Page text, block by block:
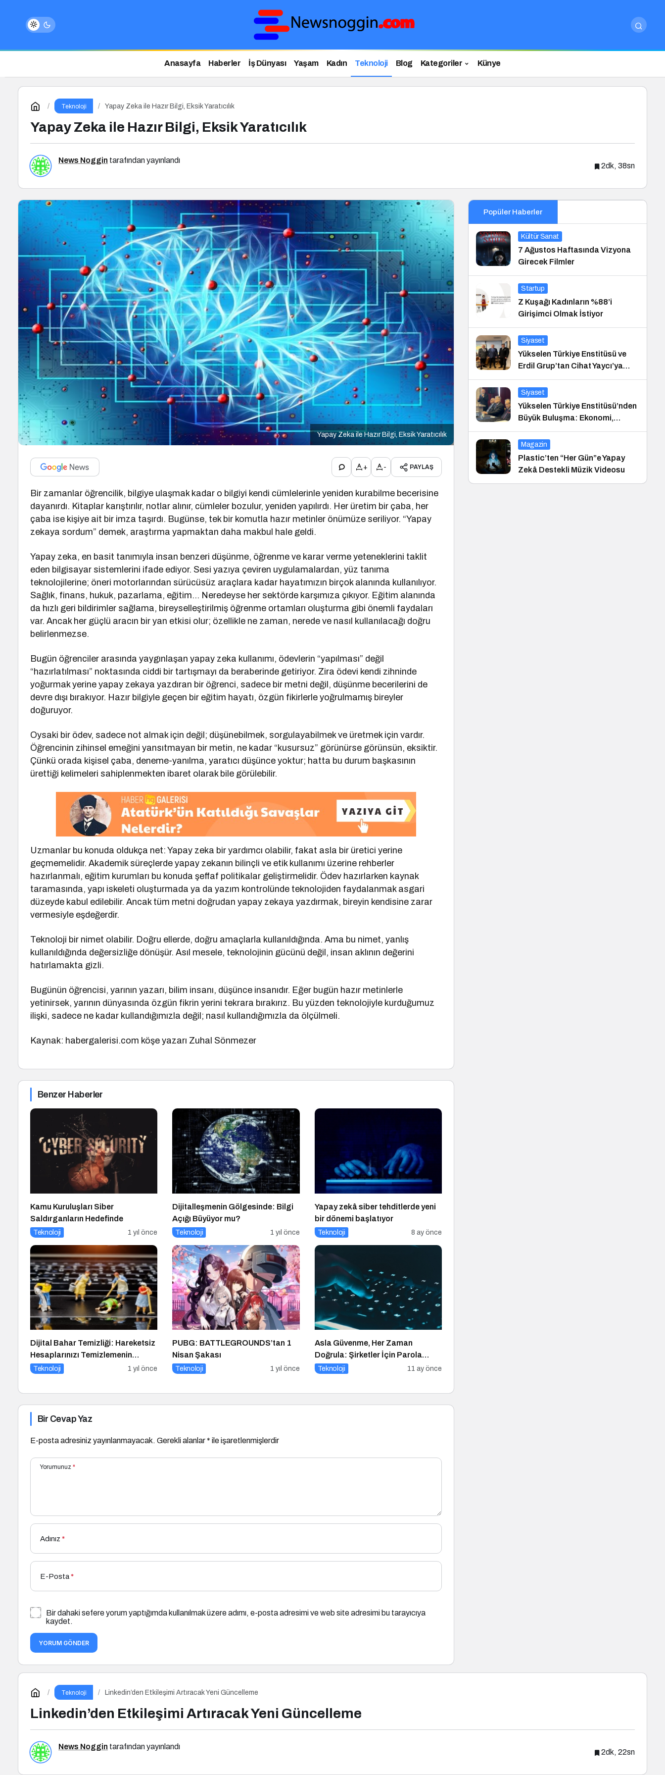
Anasayfa Haberler İş Dünyası Yaşam Kadın Teknoloji Blog Kategoriler Künye
Teknoloji Yapay Zeka ile Hazır Bilgi, Eksik Yaratıcılık
Yapay Zeka ile Hazır Bilgi, Eksik Yaratıcılık
News Noggin tarafından yayınlandı
2dk, 38sn
Yapay Zeka ile Hazır Bilgi, Eksik Yaratıcılık
+ - PAYLAŞ
Bir zamanlar öğrencilik, bilgiye ulaşmak kadar o bilgiyi kendi cümlelerinle yeniden kurabilme becerisine
dayanırdı. Kitaplar karıştırılır, notlar alınır, cümleler bozulur, yeniden yapılırdı. Her üretim bir çaba, her
çaba ise kişiye ait bir imza taşırdı. Bugünse, tek bir komutla hazır metinler önümüze seriliyor. “Yapay
zekaya sordum” demek, araştırma yapmaktan daha makbul hale geldi.
Yapay zeka, en basit tanımıyla insan benzeri düşünme, öğrenme ve karar verme yeteneklerini taklit
eden bilgisayar sistemlerini ifade ediyor. Sesi yazıya çeviren uygulamalardan, yüz tanıma
teknolojilerine; öneri motorlarından sürücüsüz araçlara kadar hayatımızın birçok alanında kullanılıyor.
Sağlık, finans, hukuk, pazarlama, eğitim… Neredeyse her sektörde karşımıza çıkıyor. Eğitim alanında
da hızlı geri bildirimler sağlama, bireyselleştirilmiş öğrenme ortamları oluşturma gibi önemli faydaları
var. Ancak her güçlü aracın bir yan etkisi olur; özellikle ne zaman, nerede ve nasıl kullanılacağı doğru
belirlenmezse.
Bugün öğrenciler arasında yaygınlaşan yapay zeka kullanımı, ödevlerin “yapılması” değil
“hazırlatılması” noktasında ciddi bir tartışmayı da beraberinde getiriyor. Zira ödevi kendi zihninde
yoğurmak yerine yapay zekaya yazdıran bir öğrenci, sadece bir metni değil, düşünme becerilerini de
devre dışı bırakıyor. Hazır bilgiyle geçen bir eğitim hayatı, özgün fikirlerle yoğrulmamış bireyler
doğuruyor.
Oysaki bir ödev, sadece not almak için değil; düşünebilmek, sorgulayabilmek ve üretmek için vardır.
Öğrencinin zihinsel emeğini yansıtmayan bir metin, ne kadar “kusursuz” görünürse görünsün, eksiktir.
Çünkü orada kişisel çaba, deneme-yanılma, yaratıcı düşünce yoktur; hatta bu durum başkasının
ürettiği kelimeleri sahiplenmekten ibaret olarak bile görülebilir.
Uzmanlar bu konuda oldukça net: Yapay zeka bir yardımcı olabilir, fakat asla bir üretici yerine
geçmemelidir. Akademik süreçlerde yapay zekanın bilinçli ve etik kullanımı üzerine rehberler
hazırlanmalı, eğitim kurumları bu konuda şeffaf politikalar geliştirmelidir. Ödev hazırlarken kaynak
taramasında, yapı iskeleti oluşturmada ya da yazım kontrolünde teknolojiden faydalanmak asgari
düzeyde kabul edilebilir. Ancak tüm metni doğrudan yapay zekaya yazdırmak, bireyin kendisine zarar
vermesiyle eşdeğerdir.
Teknoloji bir nimet olabilir. Doğru ellerde, doğru amaçlarla kullanıldığında. Ama bu nimet, yanlış
kullanıldığında değersizliğe dönüşür. Asıl mesele, teknolojinin gücünü değil, insan aklının değerini
hatırlamakta gizli.
Bugünün öğrencisi, yarının yazarı, bilim insanı, düşünce insanıdır. Eğer bugün hazır metinlerle
yetinirsek, yarının dünyasında özgün fikrin yerini tekrara bırakırız. Bu yüzden teknolojiyle kurduğumuz
ilişki, sadece ne kadar kullandığımızla değil; nasıl kullandığımızla da ölçülmeli.
Kaynak: habergalerisi.com köşe yazarı Zuhal Sönmezer
Benzer Haberler
Kamu Kuruluşları Siber
Saldırganların Hedefinde
Teknoloji 1 yıl önce
Dijitalleşmenin Gölgesinde: Bilgi
Açığı Büyüyor mu?
Teknoloji 1 yıl önce
Yapay zekâ siber tehditlerde yeni
bir dönemi başlatıyor
Teknoloji 8 ay önce
Dijital Bahar Temizliği: Hareketsiz
Hesaplarınızı Temizlemenin
Zamanı Geldi!
Teknoloji 1 yıl önce
PUBG: BATTLEGROUNDS’tan 1
Nisan Şakası
Teknoloji 1 yıl önce
Asla Güvenme, Her Zaman
Doğrula: Şirketler İçin Parola
Güvenliği Alarmı
Teknoloji 11 ay önce
Bir Cevap Yaz
E-posta adresiniz yayınlanmayacak. Gerekli alanlar* ile işaretlenmişlerdir
Yorumunuz *
Adınız *
E-Posta*
Bir dahaki sefere yorum yaptığımda kullanılmak üzere adımı, e-posta adresimi ve web site adresimi bu tarayıcıya
kaydet.
YORUM GÖNDER
Popüler Haberler
Kültür Sanat
7 Ağustos Haftasında Vizyona
Girecek Filmler
Startup
Z Kuşağı Kadınların %88’i
Girişimci Olmak İstiyor
Siyaset
Yükselen Türkiye Enstitüsü ve
Erdil Grup’tan Cihat Yaycı’ya
Anlamlı Ziyaret
Siyaset
Yükselen Türkiye Enstitüsü’nden
Büyük Buluşma: Ekonomi,
Güvenlik Politikaları ve Hukuk
Konferansı
Magazin
Plastic’ten “Her Gün”e Yapay
Zekâ Destekli Müzik Videosu
Teknoloji Linkedin’den Etkileşimi Artıracak Yeni Güncelleme
Linkedin’den Etkileşimi Artıracak Yeni Güncelleme
News Noggin tarafından yayınlandı
2dk, 22sn